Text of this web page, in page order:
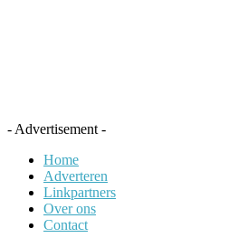
- Advertisement -
Home
Adverteren
Linkpartners
Over ons
Contact